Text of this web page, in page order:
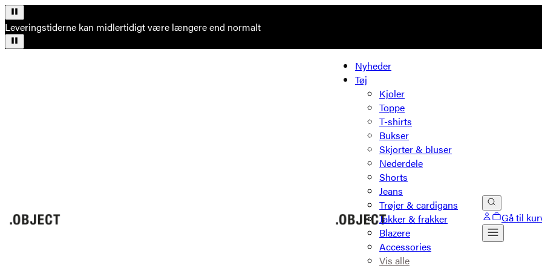
Leveringstiderne kan midlertidigt være længere end normalt
Nyheder
Tøj
Kjoler
Toppe
T-shirts
Bukser
Skjorter & bluser
Nederdele
Shorts
Jeans
Trøjer & cardigans
Jakker & frakker
Blazere
Accessories
Vis alle
Gå til